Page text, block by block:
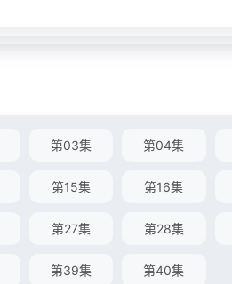
第03集 第04集
第15集 第16集
第27集 第28集
第39集 第40集